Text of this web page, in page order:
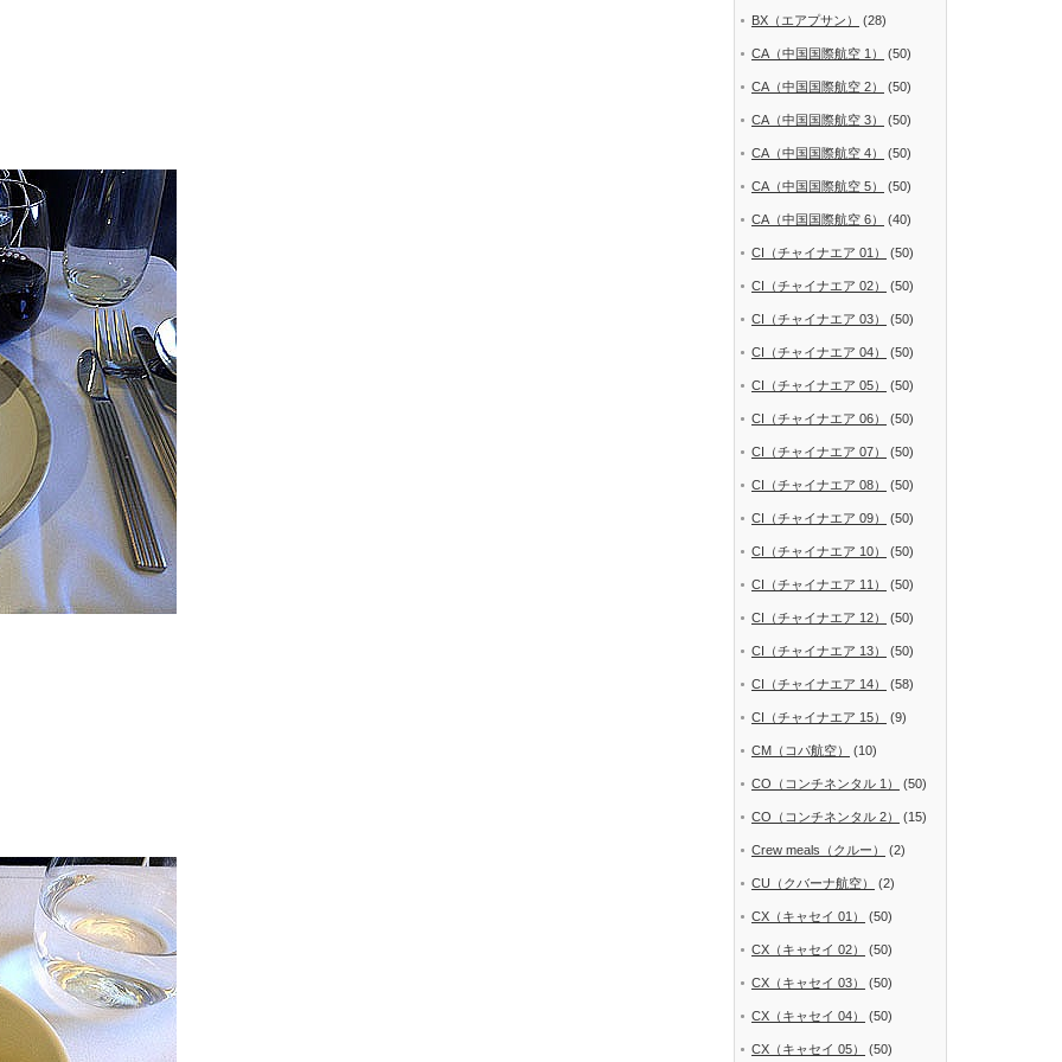
BX（エアプサン） (28)
CA（中国国際航空 1） (50)
CA（中国国際航空 2） (50)
CA（中国国際航空 3） (50)
CA（中国国際航空 4） (50)
CA（中国国際航空 5） (50)
CA（中国国際航空 6） (40)
CI（チャイナエア 01） (50)
CI（チャイナエア 02） (50)
CI（チャイナエア 03） (50)
CI（チャイナエア 04） (50)
CI（チャイナエア 05） (50)
CI（チャイナエア 06） (50)
CI（チャイナエア 07） (50)
CI（チャイナエア 08） (50)
CI（チャイナエア 09） (50)
CI（チャイナエア 10） (50)
CI（チャイナエア 11） (50)
CI（チャイナエア 12） (50)
CI（チャイナエア 13） (50)
CI（チャイナエア 14） (58)
CI（チャイナエア 15） (9)
CM（コパ航空） (10)
CO（コンチネンタル 1） (50)
CO（コンチネンタル 2） (15)
Crew meals（クルー） (2)
CU（クバーナ航空） (2)
CX（キャセイ 01） (50)
CX（キャセイ 02） (50)
CX（キャセイ 03） (50)
CX（キャセイ 04） (50)
CX（キャセイ 05） (50)